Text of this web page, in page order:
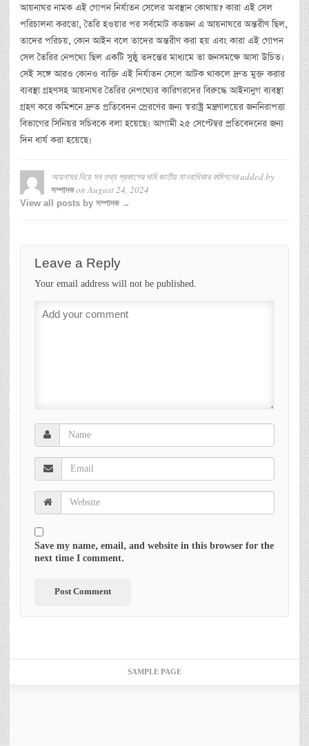
আয়নাঘর নামক এই গোপন নির্যাতন সেলের অবস্থান কোথায়? কারা এই সেল
পরিচালনা করতো, তৈরি হওয়ার পর সর্বমোট কতজন এ আয়নাঘরে অন্তরীণ ছিল,
তাদের পরিচয়, কোন আইন বলে তাদের অন্তরীণ করা হয় এবং কারা এই গোপন
সেল তৈরির নেপথ্যে ছিল একটি সুষ্ঠু তদন্তের মাধ্যমে তা জনসমক্ষে আসা উচিত।
সেই সঙ্গে আরও কোনও ব্যক্তি এই নির্যাতন সেলে আটক থাকলে দ্রুত মুক্ত করার
ব্যবস্থা গ্রহণসহ আয়নাঘর তৈরির নেপথ্যের কারিগরদের বিরুদ্ধে আইনানুগ ব্যবস্থা
গ্রহণ করে কমিশনে দ্রুত প্রতিবেদন প্রেরণের জন্য স্বরাষ্ট্র মন্ত্রণালয়ের জননিরাপত্তা
বিভাগের সিনিয়র সচিবকে বলা হয়েছে। আগামী ২৫ সেপ্টেম্বর প্রতিবেদনের জন্য
দিন ধার্য করা হয়েছে।
আয়নাঘর নিয়ে সব তথ্য প্রকাশের দাবি জাতীয় মানবাধিকার কমিশনেরadded by
সম্পাদকonAugust 24, 2024
View all posts by সম্পাদক →
Leave a Reply
Your email address will not be published.
Save my name, email, and website in this browser for the
next time I comment.
SAMPLE PAGE